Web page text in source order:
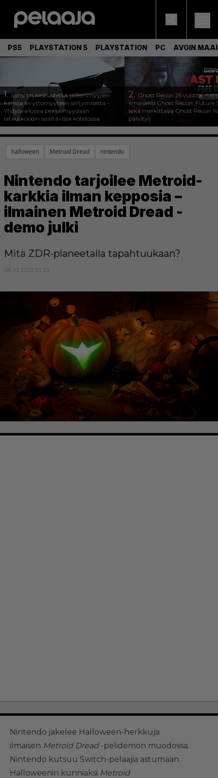
PS5 PLAYSTATION 5 PLAYSTATION PC AVOIN
1.Sony on keskustellut jälleenmyyjien
kanssa levyttömyyteen siirtymisestä –
Yhdysvalloissa pelejä myydään
latauskoodin sisältävissä koteloissa
2. Ghost Recon 25 vuotta:
ilmaiseksi Ghost Recon: Future
sekä merkittävä Ghost Recon
päivitys
halloween Metroid Dread nintendo
Nintendo tarjoilee Metroid-
karkkia ilman kepposia –
ilmainen Metroid Dread -
demo julki
Mitä ZDR-planeetalla tapahtuukaan?
28.10.2021 10:23
Nintendo jakelee Halloween-herkkuja
ilmaisen Metroid Dread-pelidemon muodossa.
Nintendo kutsuu Switch-pelaajia astumaan
Halloweenin kunniaksi Metroid